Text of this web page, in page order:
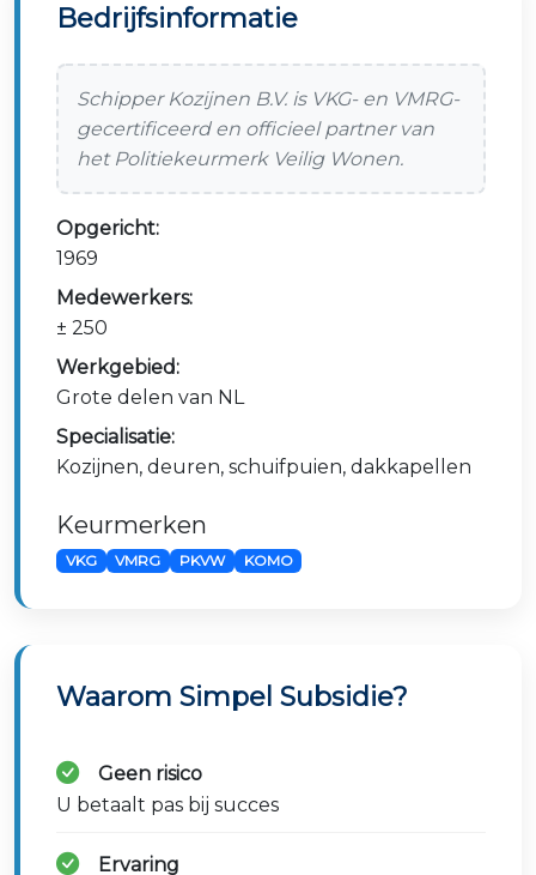
Bedrijfsinformatie
Schipper Kozijnen B.V. is VKG- en VMRG-
gecertificeerd en officieel partner van
het Politiekeurmerk Veilig Wonen.
Opgericht:
1969
Medewerkers:
± 250
Werkgebied:
Grote delen van NL
Specialisatie:
Kozijnen, deuren, schuifpuien, dakkapellen
Keurmerken
VKG VMRG PKVW KOMO
Waarom Simpel Subsidie?
Geen risico
U betaalt pas bij succes
Ervaring